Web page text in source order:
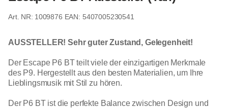
1009876 EAN: 5407005230541
AUSSTELLER! Sehr guter Zustand, Gelegenheit!
Der Escape P6 BT teilt viele der einzigartigen Merkmale
des P9. Hergestellt aus den besten Materialien, um Ihre
Lieblingsmusik mit Stil zu hören.
Der P6 BT ist die perfekte Balance zwischen Design und